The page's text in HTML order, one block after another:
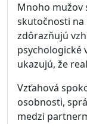
Mnoho mužov
skutočnosti na
zdôrazňujú
psychologické
ukazujú, že
Vzťahová
osobnosti,
medzi